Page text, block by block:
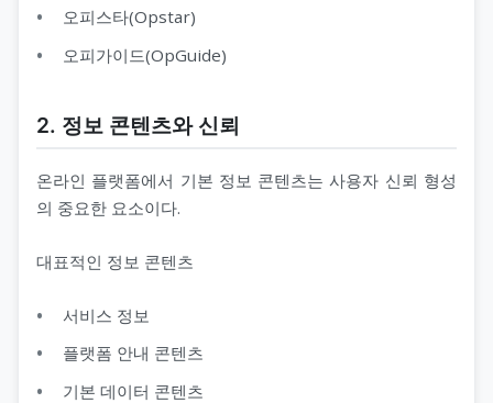
오피스타(Opstar)
오피가이드(OpGuide)
2. 정보 콘텐츠와 신뢰
온라인 플랫폼에서 기본 정보 콘텐츠는 사용자 신뢰 형성
의 중요한 요소이다.
대표적인 정보 콘텐츠
서비스 정보
플랫폼 안내 콘텐츠
기본 데이터 콘텐츠